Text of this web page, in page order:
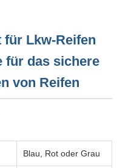
für Lkw-Reifen
für das sichere
von Reifen
Blau, Rot oder Grau